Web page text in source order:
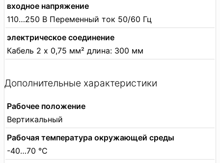
входное напряжение
110…250 В Переменный ток 50/60 Гц
электрическое соединение
Кабель 2 x 0,75 мм² длина: 300 мм
Дополнительные характеристики
Рабочее положение
Вертикальный
Рабочая температура окружающей среды
-40…70 °C